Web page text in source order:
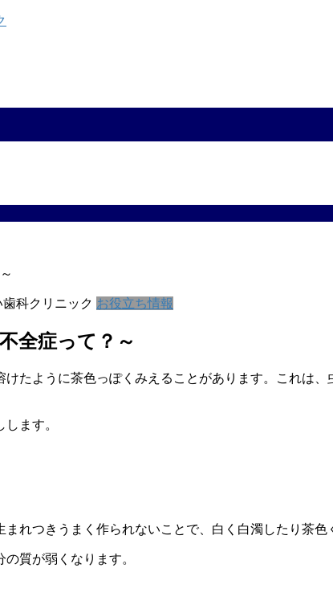
歯科クリニック お役立ち情報
全症って？～
たように茶色っぽくみえることがあります。これは
ます。
れつきうまく作られないことで、白く白濁したり茶色
質が弱くなります。